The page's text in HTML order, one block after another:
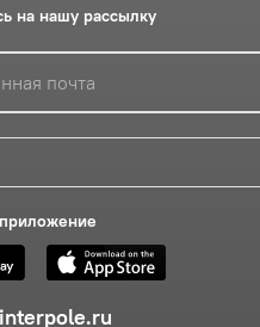
на нашу рассылку